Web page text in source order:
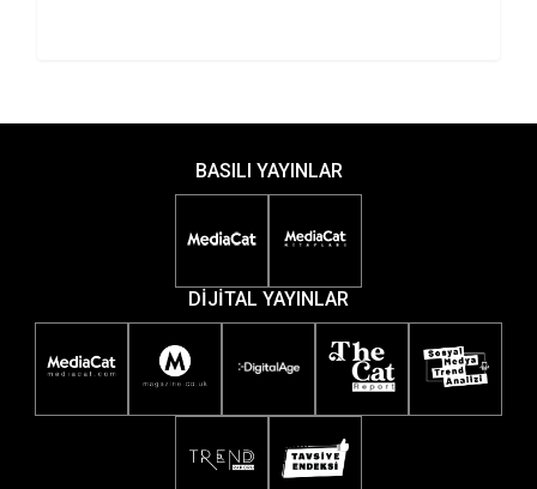
BASILI YAYINLAR
DİJİTAL YAYINLAR